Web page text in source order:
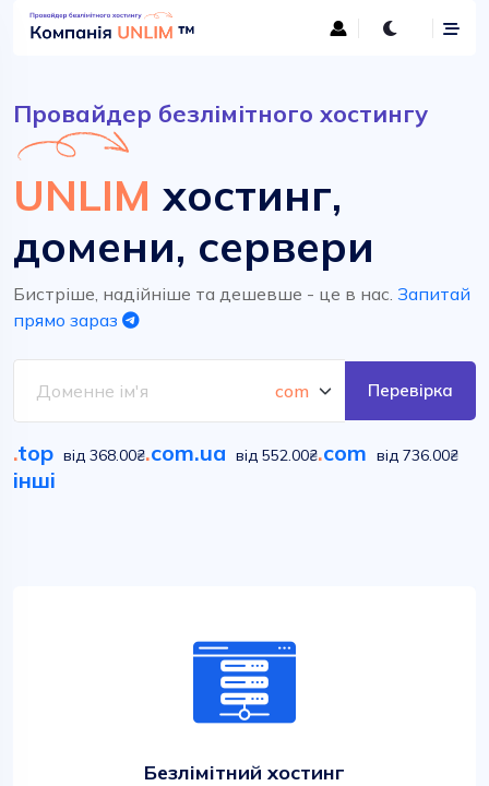
Провайдер безлімітного хостингу
UNLIM хостинг,
домени, сервери
Бистріше, надійніше та дешевше - це в нас. Запитай
прямо зараз
Перевірка
.top від 368.00₴.com.ua від 552.00₴.com від 736.00₴
інші
Безлімітний хостинг